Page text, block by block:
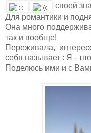
своей
Для романтики и
Она много
так и вообще!
Переживала,
себя называет : Я -
Поделюсь ими и с